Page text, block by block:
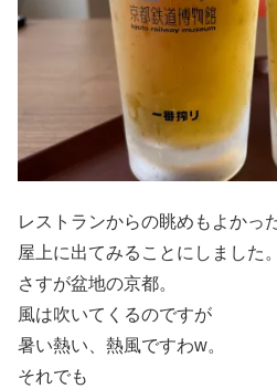
レストランからの眺めもよかっ
屋上に出てみることにしました。
さすが盆地の京都。
風は吹いてくるのですが
暑い熱い、熱風ですわw。
それでも